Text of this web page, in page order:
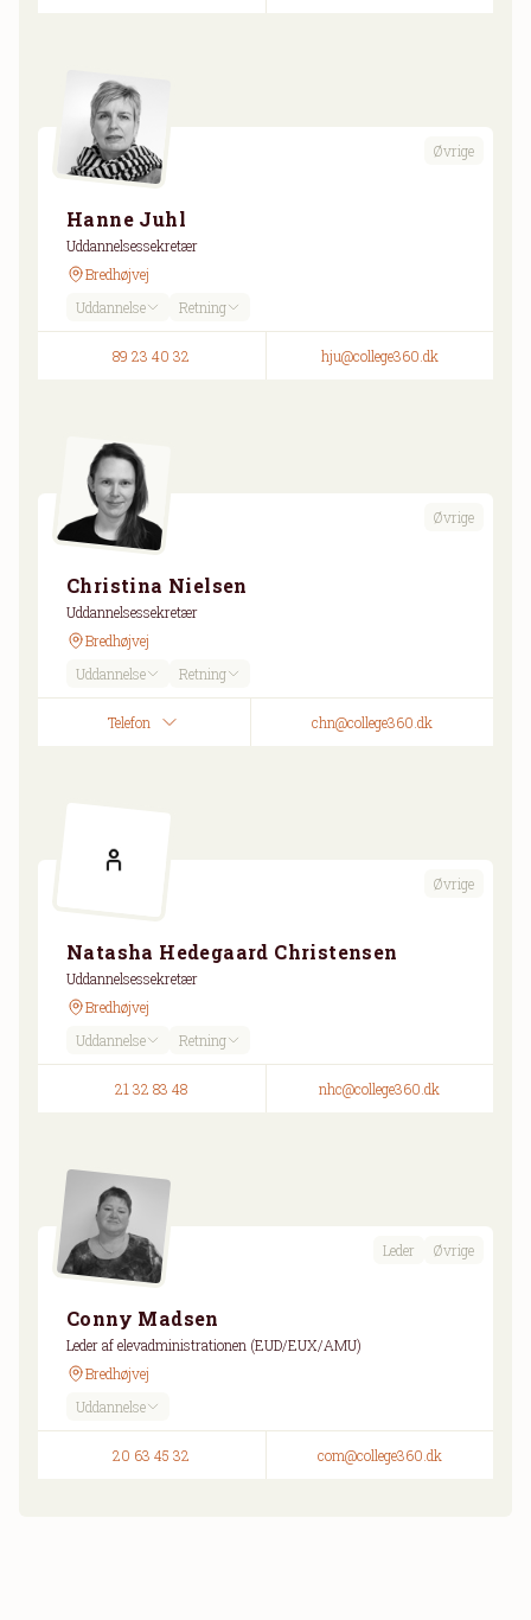
Øvrige
Hanne Juhl
Uddannelsessekretær
Bredhøjvej
Uddannelse
Retning
89 23 40 32 hju@college360.dk
Øvrige
Christina Nielsen
Uddannelsessekretær
Bredhøjvej
Uddannelse
Retning
Telefon chn@college360.dk
Øvrige
Natasha Hedegaard Christensen
Uddannelsessekretær
Bredhøjvej
Uddannelse
Retning
21 32 83 48 nhc@college360.dk
Leder Øvrige
Conny Madsen
Leder af elevadministrationen (EUD/EUX/AMU)
Bredhøjvej
Uddannelse
20 63 45 32 com@college360.dk